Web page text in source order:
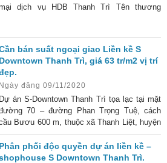
dịch vụ HDB Thanh Trì Tên thương
đoàn HDB Việt Nam Loại hình phát triển:
Liền kề và Shophouse Quy mô dự án: 2,04 ha
lượng : 160 lô Shophouse và Liền kề Diện
tích lô đất : Từ 71-82 m2 Diện tích xây dựng:
55,34 – 58,94
bán suất ngoại giao Liền kề S
Downtown Thanh Trì, giá 63 tr/m2 vị trí
Ngày đăng 09/11/2020
Dự án S-Downtown Thanh Trì tọa lạc tại mặt
70 – đường Phan Trọng Tuệ, cách
Bươu 600 m, thuộc xã Thanh Liệt, huyện
Trì, Hà Nội. Dự án là cầu nối giao
thông giữa tuyến đường Quốc Lộ 1A cũ với
Hà Đông. Vị trí đắc địa dễ dàng kết nối
Phân phối độc quyền dự án liền kề –
S Downtown Thanh Trì.